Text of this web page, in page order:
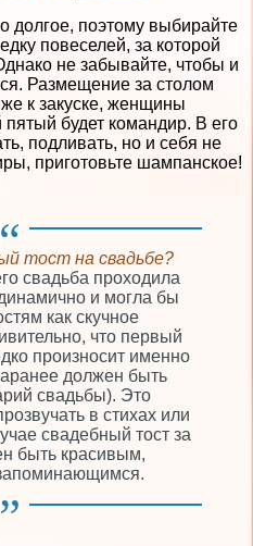
долгое, поэтому выбирайте
повеселей, за которой
не забывайте, чтобы и
Размещение за столом
к закуске, женщины
будет командир. В его
подливать, но и себя не
приготовьте шампанское!
тост на свадьбе?
свадьба проходила
и могла бы
как скучное
что первый
произносит именно
должен быть
свадьбы). Это
в стихах или
свадебный тост за
быть красивым,